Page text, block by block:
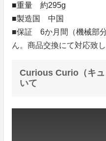
■重量 約295g
■製造国 中国
■保証 6か月間（機械部
ん。商品交換にて対応致し
Curious Curio（キュ
いて